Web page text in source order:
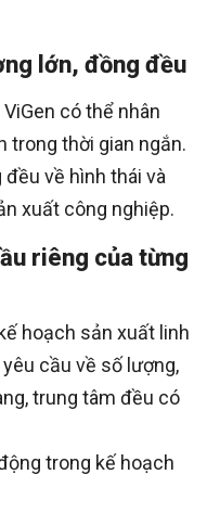
lớn, đồng đều
có thể nhân
trong thời gian ngắn.
về hình thái và
xuất công nghiệp.
riêng của từng
hoạch sản xuất linh
cầu về số lượng,
trung tâm đều có
trong kế hoạch